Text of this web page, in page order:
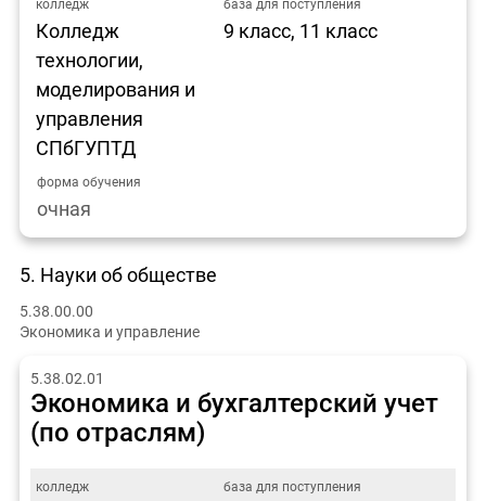
Колледж
технологии,
моделирования и
управления
СПбГУПТД
9 класс, 11 класс
очная
5. Науки об обществе
5.38.00.00
Экономика и управление
5.38.02.01
Экономика и бухгалтерский учет
(по отраслям)